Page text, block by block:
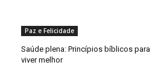
Paz e Felicidade
Saúde plena: Princípios bíblicos para
viver melhor